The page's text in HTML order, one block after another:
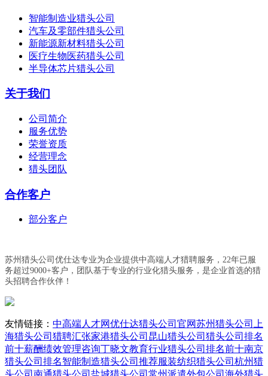
智能制造业猎头公司
汽车及零部件猎头公司
新能源新材料猎头公司
医疗生物医药猎头公司
半导体芯片猎头公司
关于我们
公司简介
服务优势
荣誉资质
经营理念
猎头团队
合作客户
部分客户
苏州猎头公司优仕达专业为企业提供中高端人才猎聘服务，22年已服
务超过9000+客户，团队基于专业的行业化猎头服务，是企业首选的猎
头招聘合作伙伴！
友情链接： 中高端人才网优仕达猎头公司官网苏州猎头公司 上
海猎头公司 猎聘汇张家港猎头公司 昆山猎头公司 猎头公司排名
前十薪酬绩效管理咨询丁晓文教育行业猎头公司排名前十南京
猎头公司排名智能制造猎头公司推荐服装纺织猎头公司 杭州猎